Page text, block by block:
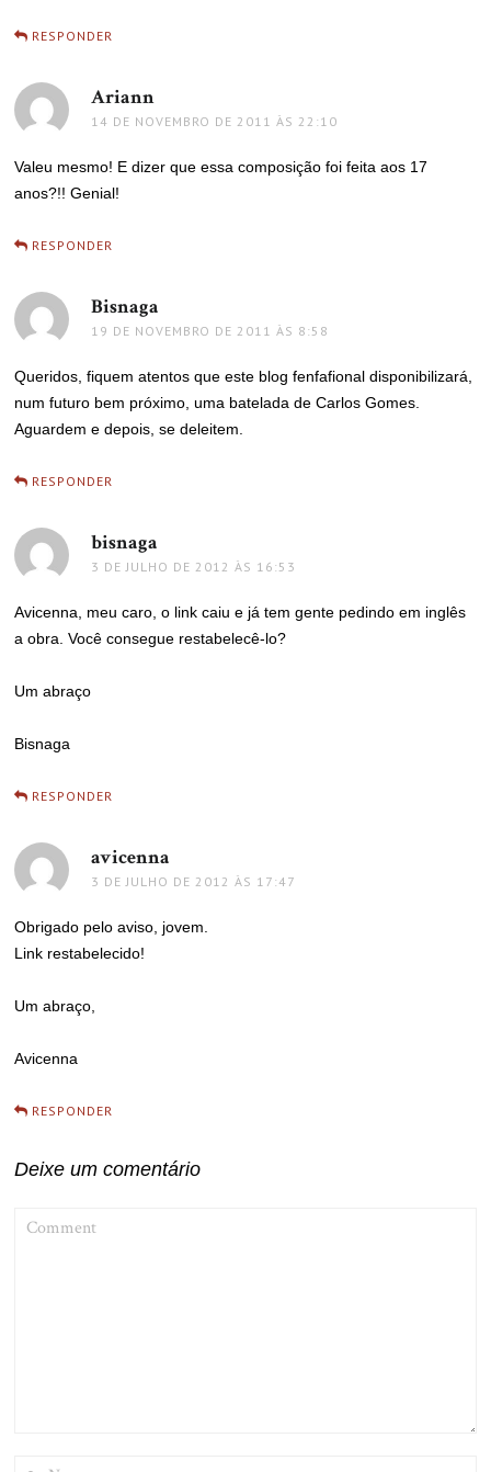
RESPONDER
Ariann
14 DE NOVEMBRO DE 2011 ÀS 22:10
Valeu mesmo! E dizer que essa composição foi feita aos 17
anos?!! Genial!
RESPONDER
Bisnaga
19 DE NOVEMBRO DE 2011 ÀS 8:58
Queridos, fiquem atentos que este blog fenfafional disponibilizará,
num futuro bem próximo, uma batelada de Carlos Gomes.
Aguardem e depois, se deleitem.
RESPONDER
bisnaga
3 DE JULHO DE 2012 ÀS 16:53
Avicenna, meu caro, o link caiu e já tem gente pedindo em inglês
a obra. Você consegue restabelecê-lo?
Um abraço
Bisnaga
RESPONDER
avicenna
3 DE JULHO DE 2012 ÀS 17:47
Obrigado pelo aviso, jovem.
Link restabelecido!
Um abraço,
Avicenna
RESPONDER
Deixe um comentário